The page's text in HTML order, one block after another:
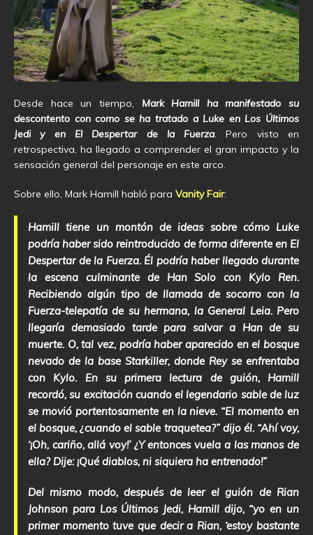
Desde hace un tiempo, Mark Hamill ha manifestado su
descontento con como se ha tratado a Luke en Los Últimos
Jedi y en El Despertar de la Fuerza. Pero visto en
retrospectiva, ha llegado a comprender el gran impacto y la
sensación general del personaje en este arco.
Sobre ello, Mark Hamill habló para Vanity Fair:
Hamill tiene un montón de ideas sobre cómo Luke
podría haber sido reintroducido de forma diferente en El
Despertar de la Fuerza. Él podría haber llegado durante
la escena culminante de Han Solo con Kylo Ren.
Recibiendo algún tipo de llamada de socorro con la
Fuerza-telepatía de su hermana, la General Leia. Pero
llegaría demasiado tarde para salvar a Han de su
muerte. O, tal vez, podría haber aparecido en el bosque
nevado de la base Starkiller, donde Rey se enfrentaba
con Kylo. En su primera lectura de guión, Hamill
recordó, su excitación cuando el legendario sable de luz
se movió portentosamente en la nieve. “El momento en
el bosque, ¿cuando el sable traquetea?” dijo él. “Ahí voy,
‘¡Oh, cariño, allá voy!’ ¿Y entonces vuela a las manos de
ella? Dije: ¡Qué diablos, ni siquiera ha entrenado!”
Del mismo modo, después de leer el guión de Rian
Johnson para Los Últimos Jedi, Hamill dijo, “yo en un
primer momento tuve que decir a Rian, ‘estoy bastante